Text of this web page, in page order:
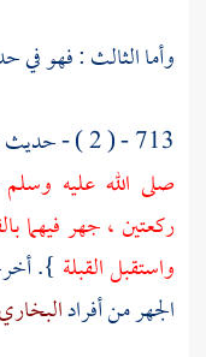
وأما الثالث : فهو
713 - ( 2 ) - حديث
صلى الله عليه
ركعتين ، جهر فيهما
واستقبل القبلة }.
الجهر من أفرادالبخاري